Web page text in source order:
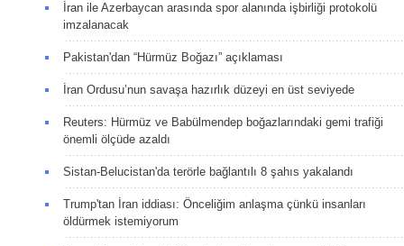
İran ile Azerbaycan arasında spor alanında işbirliği protokolü
imzalanacak
Pakistan'dan “Hürmüz Boğazı” açıklaması
İran Ordusu’nun savaşa hazırlık düzeyi en üst seviyede
Reuters: Hürmüz ve Babülmendep boğazlarındaki gemi trafiği
önemli ölçüde azaldı
Sistan-Belucistan'da terörle bağlantılı 8 şahıs yakalandı
Trump'tan İran iddiası: Önceliğim anlaşma çünkü insanları
öldürmek istemiyorum